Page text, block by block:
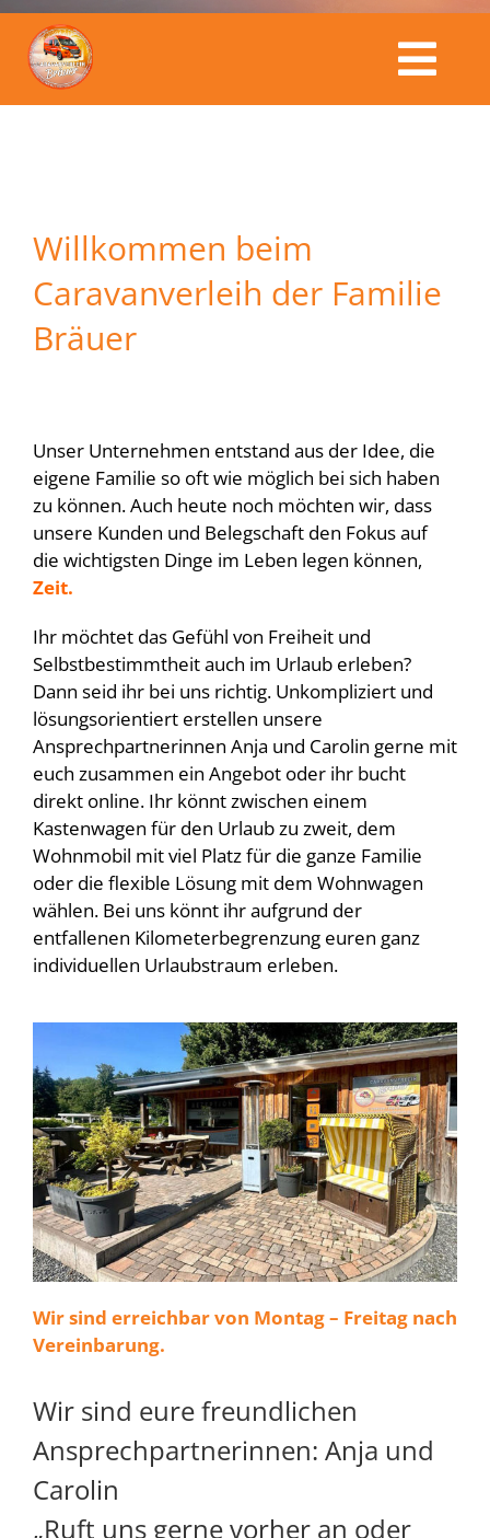
Service & Preise
Willkommen beim
Caravanverleih der Familie
Bräuer
Unser Unternehmen entstand aus der Idee, die
eigene Familie so oft wie möglich bei sich haben
zu können. Auch heute noch möchten wir, dass
unsere Kunden und Belegschaft den Fokus auf
die wichtigsten Dinge im Leben legen können,
Zeit.
Ihr möchtet das Gefühl von Freiheit und
Selbstbestimmtheit auch im Urlaub erleben?
Dann seid ihr bei uns richtig. Unkompliziert und
lösungsorientiert erstellen unsere
Ansprechpartnerinnen Anja und Carolin gerne mit
euch zusammen ein Angebot oder ihr bucht
direkt online. Ihr könnt zwischen einem
Kastenwagen für den Urlaub zu zweit, dem
Wohnmobil mit viel Platz für die ganze Familie
oder die flexible Lösung mit dem Wohnwagen
wählen. Bei uns könnt ihr aufgrund der
entfallenen Kilometerbegrenzung euren ganz
individuellen Urlaubstraum erleben.
Wir sind erreichbar von Montag – Freitag nach
Vereinbarung.
Wir sind eure freundlichen
Ansprechpartnerinnen: Anja und
Carolin
„Ruft uns gerne vorher an oder